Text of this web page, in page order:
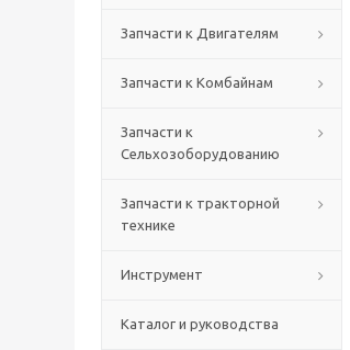
Запчасти к Двигателям
Запчасти к Комбайнам
Запчасти к
Сельхозоборудованию
Запчасти к тракторной
технике
Инструмент
Каталог и руководства